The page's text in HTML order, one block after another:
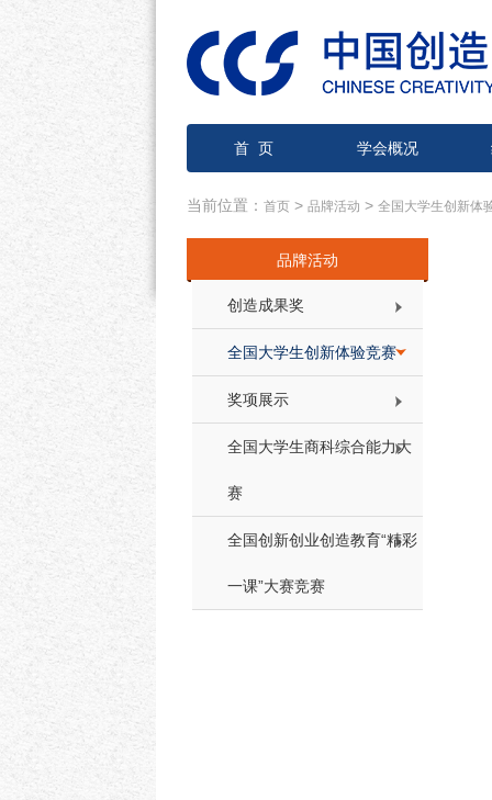
首 页 学会概况
当前位置： 首页 > 品牌活动 > 全国大学生创新体
品牌活动
创造成果奖
全国大学生创新体验竞赛
奖项展示
全国大学生商科综合能力大
赛
全国创新创业创造教育“精彩
一课”大赛竞赛